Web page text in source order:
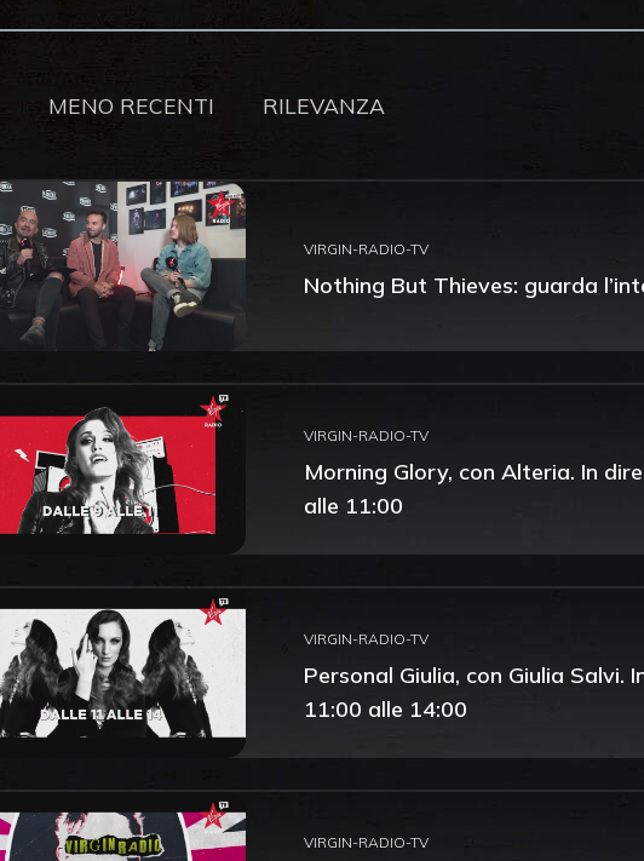
MENO RECENTI RILEVANZA
VIRGIN-RADIO-TV
Nothing But Thieves: guarda
VIRGIN-RADIO-TV
Morning Glory, con Alteria. In
alle 11:00
VIRGIN-RADIO-TV
Personal Giulia, con Giulia
11:00 alle 14:00
VIRGIN-RADIO-TV